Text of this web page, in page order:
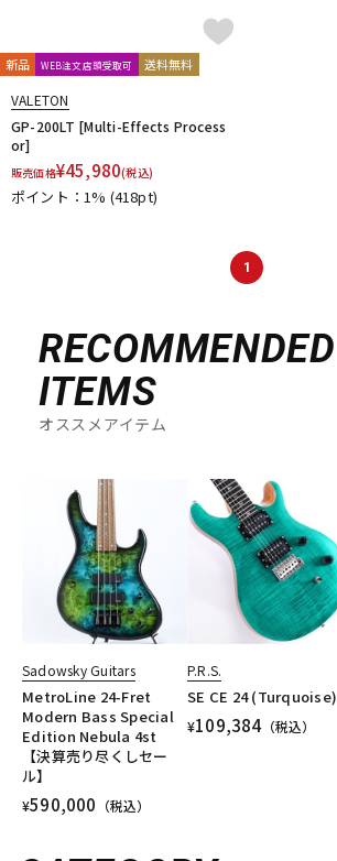
新品 WEB注文店頭受取可 送料無料
VALETON
GP-200LT [Multi-Effects Process
or]
販売価格¥45,980(税込)
ポイント：1% (418pt)
1
RECOMMENDED
ITEMS
オススメアイテム
Sadowsky Guitars
MetroLine 24-Fret
Modern Bass Special
Edition Nebula 4st
【決算売り尽くしセー
ル】
¥590,000 （税込）
P.R.S.
SE CE 24 (Turquoise)
¥109,384（税込）